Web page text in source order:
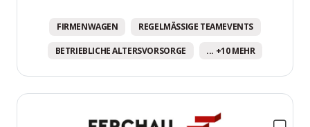
FIRMENWAGEN REGELMÄSSIGE TEAMEVENTS
BETRIEBLICHE ALTERSVORSORGE ... +10 MEHR